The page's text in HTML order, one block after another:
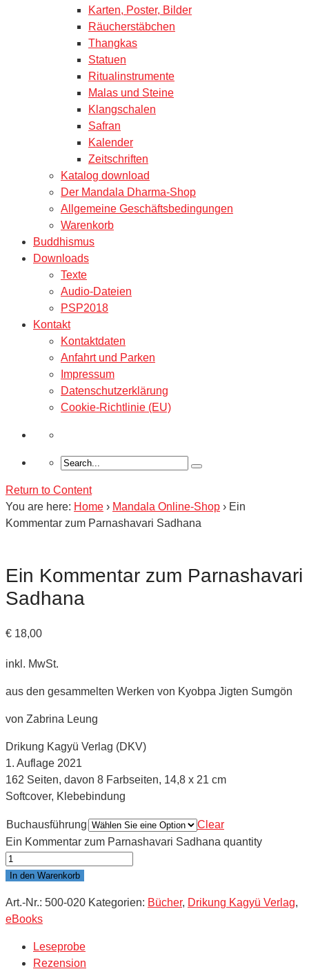
Karten, Poster, Bilder
Räucherstäbchen
Thangkas
Statuen
Ritualinstrumente
Malas und Steine
Klangschalen
Safran
Kalender
Zeitschriften
Katalog download
Der Mandala Dharma-Shop
Allgemeine Geschäftsbedingungen
Warenkorb
Buddhismus
Downloads
Texte
Audio-Dateien
PSP2018
Kontakt
Kontaktdaten
Anfahrt und Parken
Impressum
Datenschutzerklärung
Cookie-Richtlinie (EU)
Return to Content
You are here: Home › Mandala Online-Shop › Ein
Kommentar zum Parnashavari Sadhana
Ein Kommentar zum Parnashavari
Sadhana
€ 18,00
inkl. MwSt.
aus den gesammelten Werken von Kyobpa Jigten Sumgön
von Zabrina Leung
Drikung Kagyü Verlag (DKV)
1. Auflage 2021
162 Seiten, davon 8 Farbseiten, 14,8 x 21 cm
Softcover, Klebebindung
Buchausführung
Clear
Ein Kommentar zum Parnashavari Sadhana quantity
In den Warenkorb
Art.-Nr.: 500-020 Kategorien: Bücher, Drikung Kagyü Verlag,
eBooks
Leseprobe
Rezension